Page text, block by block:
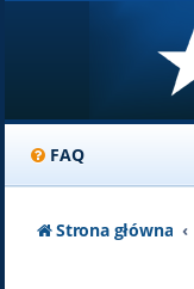
FAQ
Strona główna